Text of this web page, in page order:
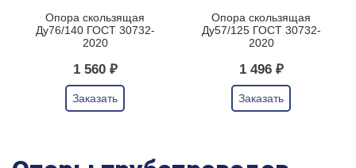
Опора скользящая
Ду76/140 ГОСТ 30732-
2020
1 560 ₽
Заказать
Опора скользящая
Ду57/125 ГОСТ 30732-
2020
1 496 ₽
Заказать